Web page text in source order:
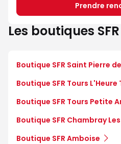
Prendre
Les boutiques
Boutique SFR Saint Pierre
Boutique SFR Tours
Boutique SFR Tours Petite
Boutique SFR Chambray
Boutique SFR Amboise